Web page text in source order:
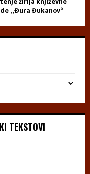
„Đura Đukanov“
TEKSTOVI